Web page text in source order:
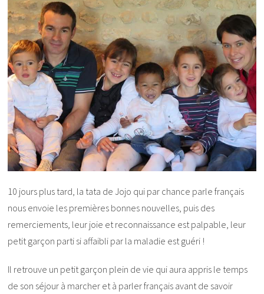
10 jours plus tard, la tata de Jojo qui par chance parle français
nous envoie les premières bonnes nouvelles, puis des
remerciements, leur joie et reconnaissance est palpable, leur
petit garçon parti si affaibli par la maladie est guéri !
Il retrouve un petit garçon plein de vie qui aura appris le temps
de son séjour à marcher et à parler français avant de savoir